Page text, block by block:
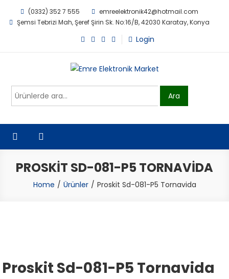
(0332) 352 7 555
emreelektronik42@hotmail.com
Şemsi Tebrizi Mah, Şeref Şirin Sk. No:16/B, 42030 Karatay, Konya
Login
Emre Elektronik Market
Ara: Ara
PROSKIT SD-081-P5 TORNAVIDA
Home Ürünler Proskit Sd-081-P5 Tornavida
Proskit Sd-081-P5 Tornavida